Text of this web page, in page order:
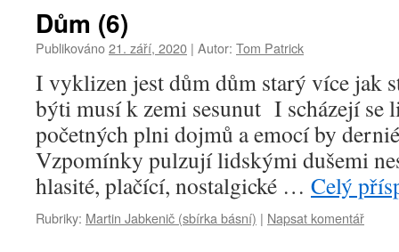
Dům (6)
Publikováno21. září, 2020 | Autor: Tom Patrick
I vyklizen jest dům dům starý více jak
býti musí k zemi sesunut I scházejí se
početných plni dojmů a emocí by
Vzpomínky pulzují lidskými dušemi
hlasité, plačící, nostalgické … Celý
Rubriky: Martin Jabkenič (sbírka básní) | Napsat komentář